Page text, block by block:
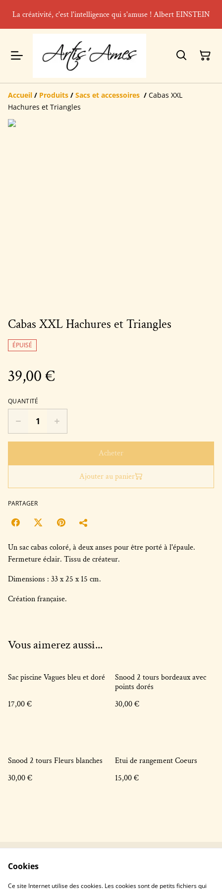
La créativité, c'est l'intelligence qui s'amuse ! Albert EINSTEIN
Accueil / Produits / Sacs et accessoires / Cabas XXL
Hachures et Triangles
Cabas XXL Hachures et Triangles
ÉPUISÉ
39,00 €
QUANTITÉ
Acheter
Ajouter au panier
PARTAGER
Un sac cabas coloré, à deux anses pour être porté à l'épaule.
Fermeture éclair. Tissu de créateur.
Dimensions : 33 x 25 x 15 cm.
Création française.
Vous aimerez aussi...
Sac piscine Vagues bleu et doré
17,00 €
Snood 2 tours bordeaux avec
points dorés
30,00 €
Snood 2 tours Fleurs blanches
30,00 €
Etui de rangement Coeurs
15,00 €
Cookies
Ce site Internet utilise des cookies. Les cookies sont de petits fichiers qui